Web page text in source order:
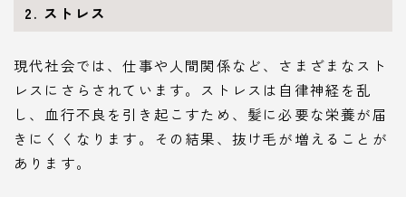
2. ストレス
現代社会では、仕事や人間関係など、さまざまなスト
レスにさらされています。ストレスは自律神経を乱
し、血行不良を引き起こすため、髪に必要な栄養が届
きにくくなります。その結果、抜け毛が増えることが
あります。